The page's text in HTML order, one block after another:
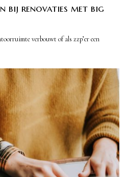
bij renovaties met big
verbouwt of als zzp’er een